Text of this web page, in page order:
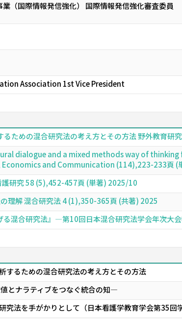
（国際情報発信強化） 国際情報発信強化審査委員
Association 1st Vice President
るための混合研究法の考え方とその方法 野外教育
dialogue and a mixed methods way of
and Communication (114),223-233頁 (
護研究 58 (5),452-457頁 (単著) 2025/10
理解 混合研究法 4 (1),350-365頁 (共著) 2025
る混合研究法』―第10回日本混合研究法学会年次
するための混合研究法の考え方とその方法
とナラティブをつなぐ統合の知―
究法を手がかりとして（日本看護学教育学会第35回